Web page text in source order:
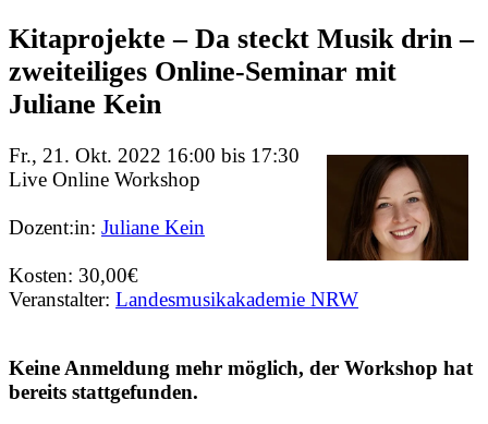
Kitaprojekte – Da steckt Musik drin –
zweiteiliges Online-Seminar mit
Juliane Kein
Fr., 21. Okt. 2022 16:00 bis 17:30
Live Online Workshop
Dozent:in: Juliane Kein
Kosten: 30,00€
Veranstalter: Landesmusikakademie NRW
Keine Anmeldung mehr möglich, der Workshop hat
bereits stattgefunden.